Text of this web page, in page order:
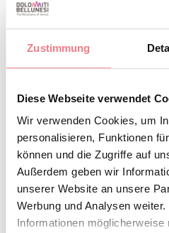
Zustimmung
Diese Webseite verwendet
Wir verwenden Cookies, um
personalisieren, Funktionen
können und die Zugriffe auf
Außerdem geben wir
unserer Website an unsere
Werbung und Analysen
Informationen möglicherweise
Coro Val Biois
So erreichen Sie uns